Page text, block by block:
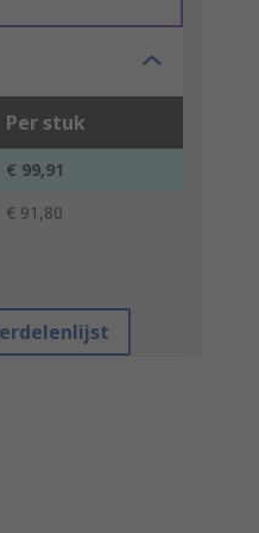
Per stuk
€ 99,91
€ 91,80